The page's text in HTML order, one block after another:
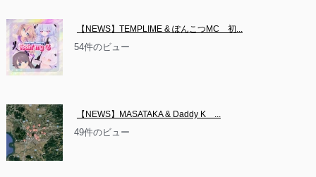
【NEWS】TEMPLIME & ぽんこつMC　初...
54件のビュー
【NEWS】MASATAKA & Daddy K　...
49件のビュー